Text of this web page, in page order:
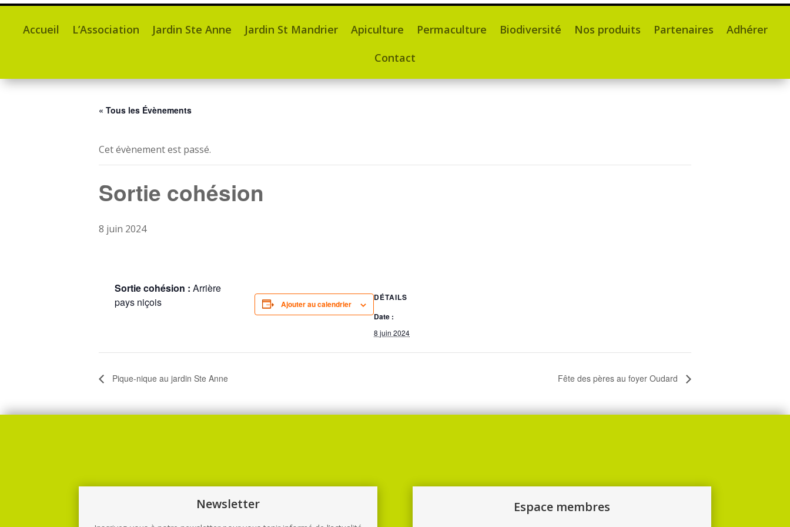
Accueil L’Association Jardin Ste Anne Jardin St Mandrier Apiculture Permaculture Biodiversité Nos produits Partenaires
Adhérer
Contact
« Tous les Évènements
Cet évènement est passé.
Sortie cohésion
8 juin 2024
Sortie cohésion : Arrière
pays niçois
Ajouter au calendrier
DÉTAILS
Date :
8 juin 2024
Pique-nique au jardin Ste Anne Fête des pères au foyer Oudard
Newsletter Espace membres